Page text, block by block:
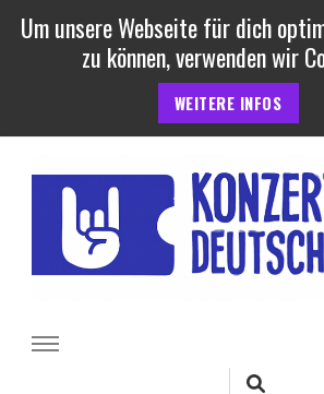
Um unsere Webseite für dich
zu können, verwenden wir
WEITERE INFOS
Deutschland
Veranstaltungen in Deutschland